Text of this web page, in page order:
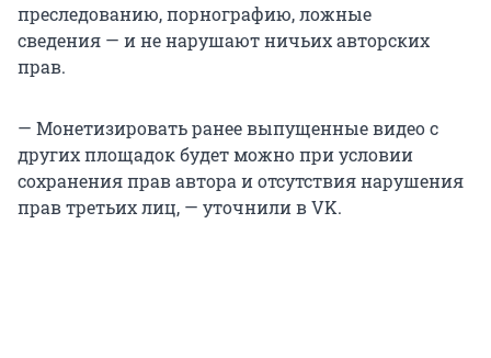
преследованию, порнографию, ложные
сведения — и не нарушают ничьих авторских
прав.
— Монетизировать ранее выпущенные видео с
других площадок будет можно при условии
сохранения прав автора и отсутствия нарушения
прав третьих лиц, — уточнили в VK.